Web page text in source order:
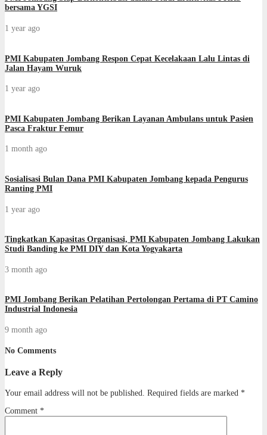
bersama YGSI
1 year ago
PMI Kabupaten Jombang Respon Cepat Kecelakaan Lalu Lintas di
Jalan Hayam Wuruk
1 year ago
PMI Kabupaten Jombang Berikan Layanan Ambulans untuk Pasien
Pasca Fraktur Femur
1 month ago
Sosialisasi Bulan Dana PMI Kabupaten Jombang kepada Pengurus
Ranting PMI
1 year ago
Tingkatkan Kapasitas Organisasi, PMI Kabupaten Jombang Lakukan
Studi Banding ke PMI DIY dan Kota Yogyakarta
3 month ago
PMI Jombang Berikan Pelatihan Pertolongan Pertama di PT Camino
Industrial Indonesia
9 month ago
No Comments
Leave a Reply
Your email address will not be published. Required fields are marked *
Comment *